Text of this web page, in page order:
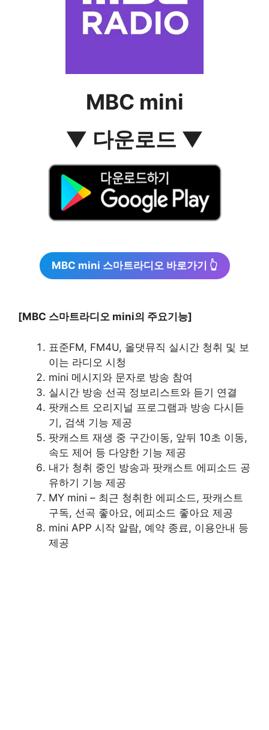
MBC mini
▼ 다운로드 ▼
MBC mini 스마트라디오 바로가기 👆
[MBC 스마트라디오 mini의 주요기능]
표준FM, FM4U, 올댓뮤직 실시간 청취 및 보
이는 라디오 시청
mini 메시지와 문자로 방송 참여
실시간 방송 선곡 정보리스트와 듣기 연결
팟캐스트 오리지널 프로그램과 방송 다시듣
기, 검색 기능 제공
팟캐스트 재생 중 구간이동, 앞뒤 10초 이동,
속도 제어 등 다양한 기능 제공
내가 청취 중인 방송과 팟캐스트 에피소드 공
유하기 기능 제공
MY mini – 최근 청취한 에피소드, 팟캐스트
구독, 선곡 좋아요, 에피소드 좋아요 제공
mini APP 시작 알람, 예약 종료, 이용안내 등
제공